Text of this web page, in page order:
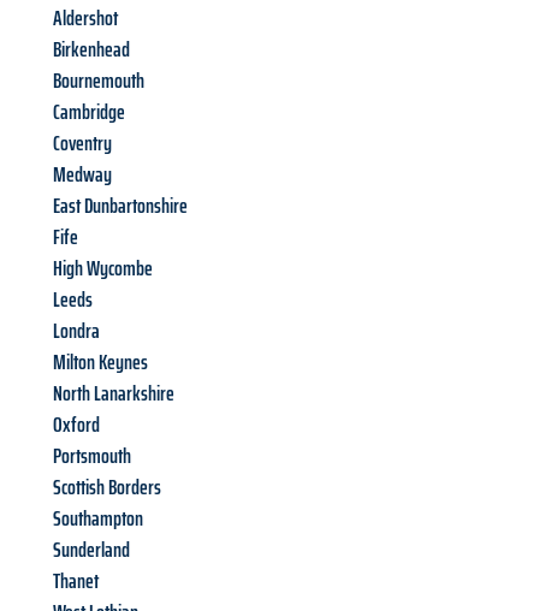
Aldershot
Birkenhead
Bournemouth
Cambridge
Coventry
Medway
East Dunbartonshire
Fife
High Wycombe
Leeds
Londra
Milton Keynes
North Lanarkshire
Oxford
Portsmouth
Scottish Borders
Southampton
Sunderland
Thanet